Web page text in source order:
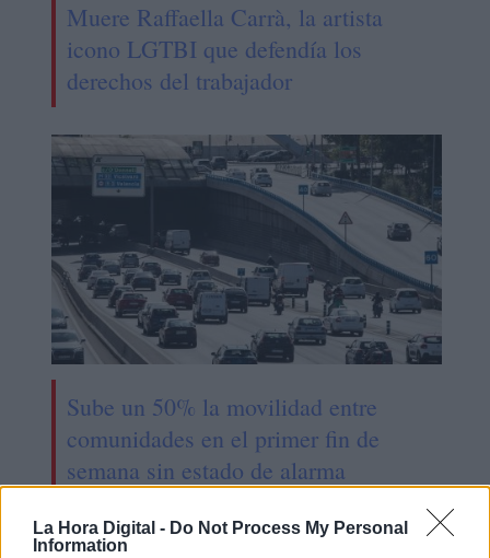
La Hora Digital - Do Not Process My Personal
Information
Muere Raffaella Carrà, la artista
icono LGTBI que defendía los
derechos del trabajador
Sube un 50% la movilidad entre
comunidades en el primer fin de
semana sin estado de alarma